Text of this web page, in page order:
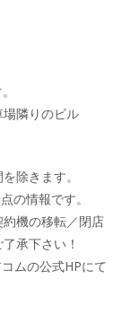
隣りのビル
除きます。
の情報です。
機の移転／閉店
承下さい！
ムの公式HPにて